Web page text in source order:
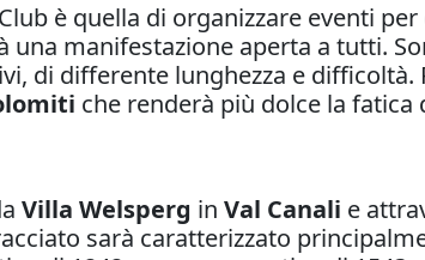
è quella di organizzare eventi
una manifestazione aperta a tutti.
di differente lunghezza e
che renderà più dolce la
Villa Welsperg in Val Canali e
sarà caratterizzato